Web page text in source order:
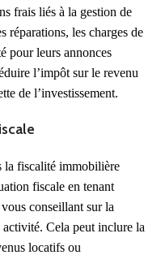
frais liés à la gestion de
réparations, les charges de
pour leurs annonces
l’impôt sur le revenu
de l’investissement.
la fiscalité immobilière
fiscale en tenant
conseillant sur la
Cela peut inclure la
locatifs ou